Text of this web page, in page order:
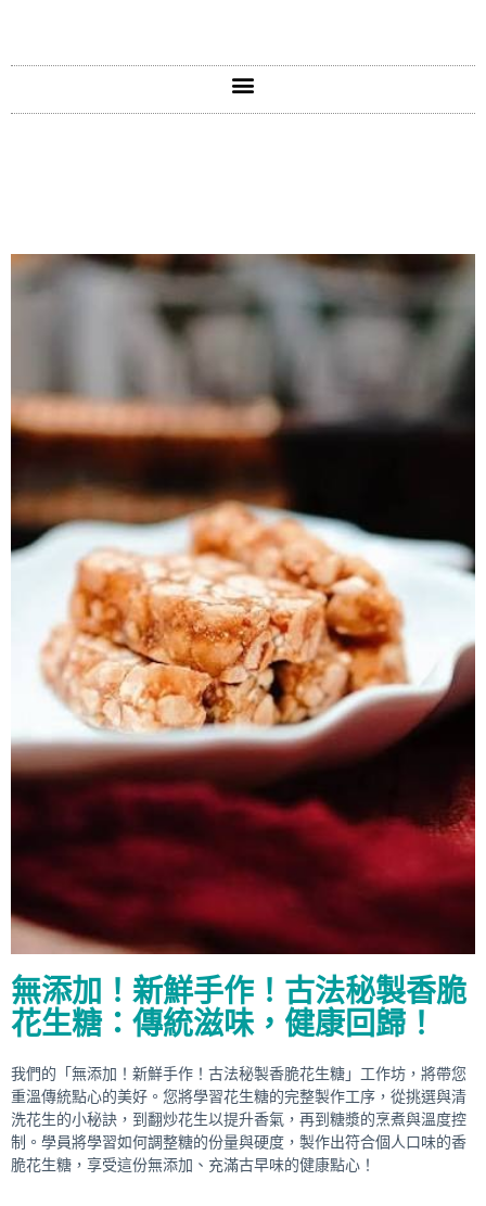
無添加！新鮮手作！古法秘製香脆
花生糖：傳統滋味，健康回歸！
我們的「無添加！新鮮手作！古法秘製香脆花生糖」工作坊，將帶您
重溫傳統點心的美好。您將學習花生糖的完整製作工序，從挑選與清
洗花生的小秘訣，到翻炒花生以提升香氣，再到糖漿的烹煮與溫度控
制。學員將學習如何調整糖的份量與硬度，製作出符合個人口味的香
脆花生糖，享受這份無添加、充滿古早味的健康點心！